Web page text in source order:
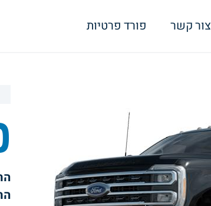
צור קשר פורד פרטיות